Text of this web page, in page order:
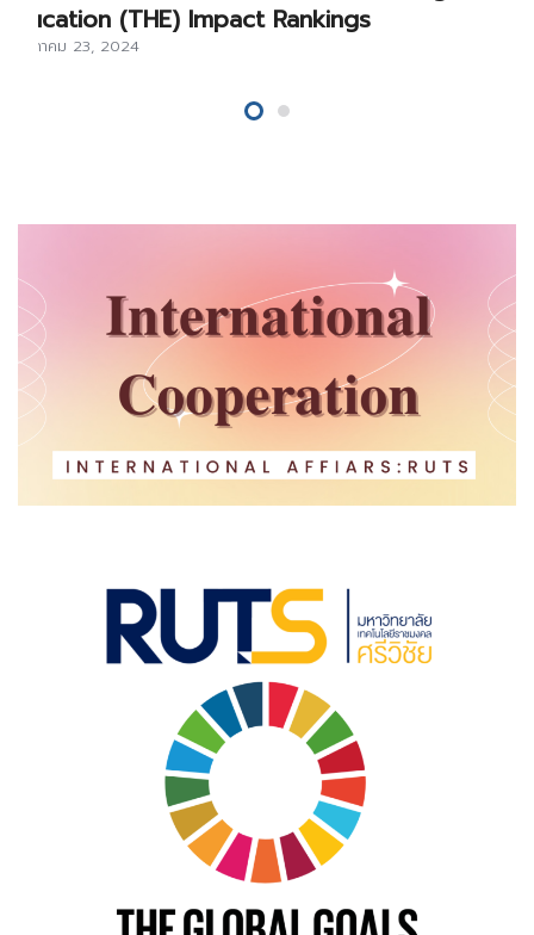
Education (THE) Impact Rankings
พฤษภาคม 23, 2024